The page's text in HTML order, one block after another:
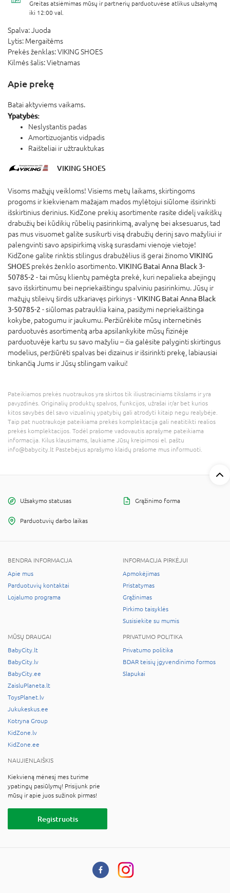
Greitas atsiėmimas mūsų ir partnerių parduotuvėse atlikus užsakymą
iki 12:00 val.
Spalva:Juoda
Lytis: Mergaitėms
Prekės ženklas:VIKING SHOES
Kilmės šalis:Vietnamas
Apie prekę
Batai aktyviems vaikams.
Ypatybės:
Neslystantis padas
Amortizuojantis vidpadis
Raišteliai ir užtrauktukas
VIKING SHOES
Visoms mažųjų veikloms! Visiems metų laikams, skirtingoms
progoms ir kiekvienam mažajam mados mylėtojui siūlome išsirinkti
išskirtinius derinius. KidZone prekių asortimente rasite didelį vaikiškų
drabužių bei kūdikių rūbelių pasirinkimą, avalynę bei aksesuarus, tad
pas mus visuomet galite susikurti visą drabužių derinį savo mažyliui ir
palengvinti savo apsipirkimą viską surasdami vienoje vietoje!
KidZone galite rinktis stilingus drabužėlius iš gerai žinomoVIKING
SHOES prekės ženklo asortimento.VIKING Batai Anna Black 3-
50785-2 - tai mūsų klientų pamėgta prekė, kuri nepalieka abejingų
savo išskirtinumu bei nepriekaištingu spalviniu pasirinkimu. Jūsų ir
mažųjų stileivų širdis užkariavęs pirkinys -VIKING Batai Anna Black
3-50785-2 - siūlomas patrauklia kaina, pasižymi nepriekaištinga
kokybe, patogumu ir jaukumu. Peržiūrėkite mūsų internetinės
parduotuvės asortimentą arba apsilankykite mūsų fizinėje
parduotuvėje kartu su savo mažyliu – čia galėsite palyginti skirtingus
modelius, peržiūrėti spalvas bei dizainus ir išsirinkti prekę, labiausiai
tinkančią Jums ir Jūsų stilingam vaikui!
Pateikiamos prekės nuotraukos yra skirtos tik iliustraciniams tikslams ir yra
pavyzdinės. Originalių produktų spalvos, funkcijos, užrašai ir/ar bet kurios
kitos savybės dėl savo vizualinių ypatybių gali atrodyti kitaip negu realybėje.
Taip pat nuotraukoje pateikiama prekės komplektacija gali neatitikti realios
prekės komplektacijos. Todėl prašome vadovautis aprašyme pateikiama
informacija. Kilus klausimams, laukiame Jūsų kreipimosi el. paštu
info@babycity.lt Pastebėjus aprašymo klaidų prašome mus informuoti.
Užsakymo statusas Grąžinimo forma
Parduotuvių darbo laikas
BENDRA INFORMACIJA
Apie mus
Parduotuvių kontaktai
Lojalumo programa
INFORMACIJA PIRKĖJUI
Apmokėjimas
Pristatymas
Grąžinimas
Pirkimo taisyklės
Susisiekite su mumis
MŪSŲ DRAUGAI
BabyCity.lt
BabyCity.lv
BabyCity.ee
ZaisluPlaneta.lt
ToysPlanet.lv
Jukukeskus.ee
Kotryna Group
KidZone.lv
KidZone.ee
PRIVATUMO POLITIKA
Privatumo politika
BDAR teisių įgyvendinimo formos
Slapukai
NAUJIENLAIŠKIS
Kiekvieną mėnesį mes turime
ypatingų pasiūlymų! Prisijunk prie
mūsų ir apie juos sužinok pirmas!
Registruotis